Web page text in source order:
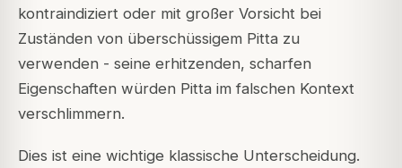
kontraindiziert oder mit großer Vorsicht bei
Zuständen von überschüssigem Pitta zu
verwenden - seine erhitzenden, scharfen
Eigenschaften würden Pitta im falschen Kontext
verschlimmern.
Dies ist eine wichtige klassische Unterscheidung.